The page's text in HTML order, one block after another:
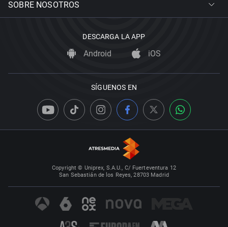
SOBRE NOSOTROS
DESCARGA LA APP
Android iOS
SÍGUENOS EN
Copyright © Uniprex, S.A.U., C/ Fuerteventura 12
San Sebastián de los Reyes, 28703 Madrid